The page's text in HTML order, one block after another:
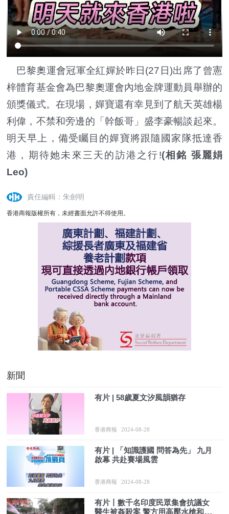
巴黎奧運會冠軍全紅嬋於昨日(27日)出席了曾憲
梓體育基金會為巴黎奧運會內地金牌運動員舉辦的
頒獎儀式。在現場，嬋寶還有幸見到了航天英雄楊
利偉，不禁和旁邊的「幹飯哥」盛李豪暢談起來。
明天早上，備受矚目的嬋寶將跟隨國家隊抵達香
港，期待她未來三天的訪港之行!(相銘 張麗娟
Leo)
責任編輯：朱劍明
香港商報版權所有，未經書面允許不得使用。
新聞
有片 | 58歲夏文汐風韻猶存
香港商報 2024-08-28
有片 | 「知識護國 問答為先」 九月
啟幕 共赴賽場風雲
香港商報 2024-08-28
有片丨數千名印度民眾集會抗議女
醫生被姦殺案 警方用高壓水槍和催